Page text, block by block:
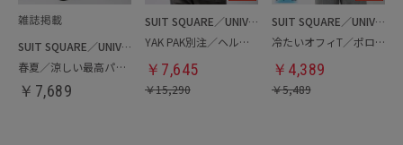
SUIT SQUARE／UNIVERSAL LANGUAGE
春夏／涼しい最高パンツ
￥ 7,689
SUIT SQUARE／UNIVERSAL LANGUAGE
YAK PAK別注／ヘルメットバッグ
￥ 7,645
￥15,290
SUIT SQUARE／UNIVERSAL LANGUAGE
冷たいオフィT／ポロシャツ
￥ 4,389
￥5,489